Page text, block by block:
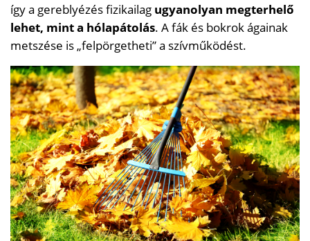
így a gereblyézés fizikailag ugyanolyan megterhelő
lehet, mint a hólapátolás. A fák és bokrok ágainak
metszése is „felpörgetheti” a szívműködést.